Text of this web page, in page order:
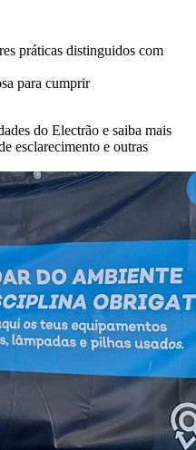
práticas distinguidos com
para cumprir
do Electrão e saiba mais
esclarecimento e outras